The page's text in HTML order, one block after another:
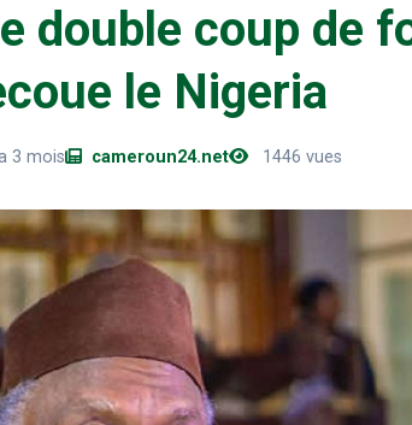
double coup de
le Nigeria
3 mois cameroun24.net 1446 vues